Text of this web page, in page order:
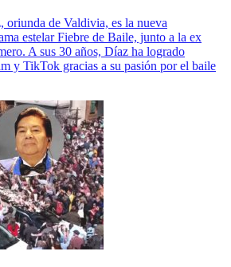
oriunda de Valdivia, es la nueva
estelar Fiebre de Baile, junto a la ex
A sus 30 años, Díaz ha logrado
y TikTok gracias a su pasión por el baile